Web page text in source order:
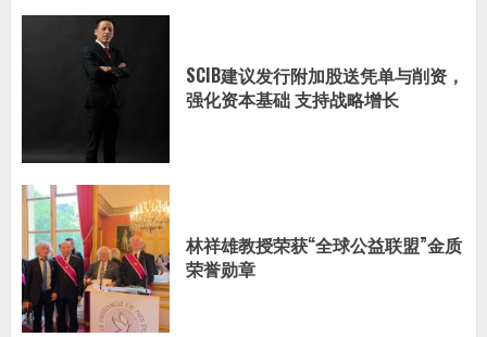
SCIB建议发行附加股送凭单与削资，
强化资本基础 支持战略增长
林祥雄教授荣获“全球公益联盟”金质
荣誉勋章